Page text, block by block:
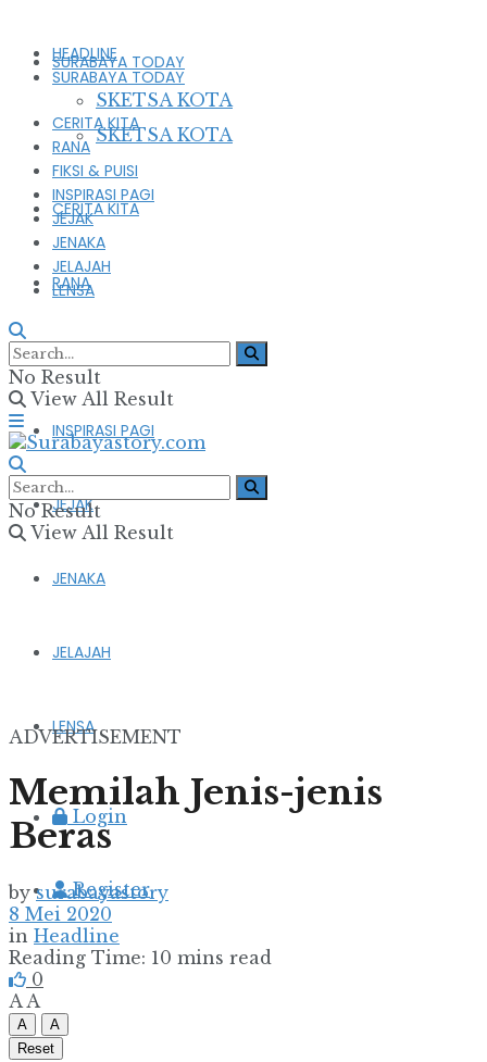
SURABAYA TODAY
SKETSA KOTA
CERITA KITA
RANA
FIKSI & PUISI
INSPIRASI PAGI
JEJAK
JENAKA
JELAJAH
LENSA
Login
Register
HEADLINE
SURABAYA TODAY
SKETSA KOTA
CERITA KITA
RANA
FIKSI & PUISI
INSPIRASI PAGI
JEJAK
JENAKA
JELAJAH
LENSA
No Result
View All Result
No Result
View All Result
ADVERTISEMENT
Memilah Jenis-jenis
Beras
by surabayastory
8 Mei 2020
in Headline
Reading Time: 10 mins read
0
A A
A
A
Reset